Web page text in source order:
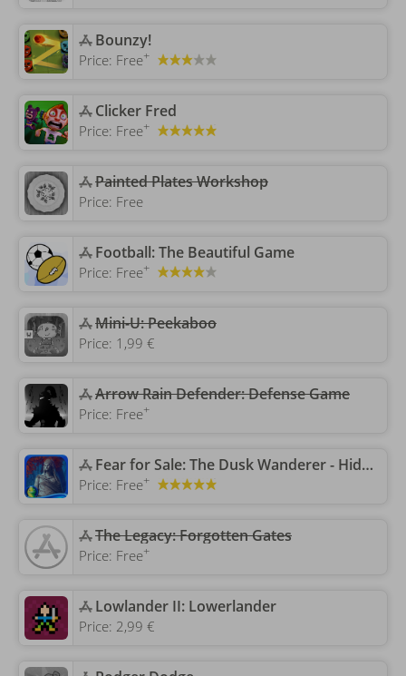
‎Bounzy!
Price: Free+
‎Clicker Fred
Price: Free+
‎Painted Plates Workshop
Price: Free
‎Football: The Beautiful Game
Price: Free+
‎Mini-U: Peekaboo
Price: 1,99 €
Arrow Rain Defender: Defense Game
Price: Free+
‎Fear for Sale: The Dusk Wanderer - Hidden Objects
Price: Free+
‎The Legacy: Forgotten Gates
Price: Free+
‎Lowlander II: Lowerlander
Price: 2,99 €